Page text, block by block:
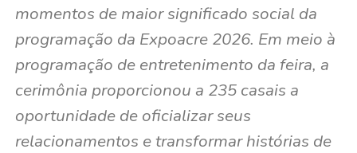
momentos de maior significado social da
programação da Expoacre 2026. Em meio à
programação de entretenimento da feira, a
cerimônia proporcionou a 235 casais a
oportunidade de oficializar seus
relacionamentos e transformar histórias de